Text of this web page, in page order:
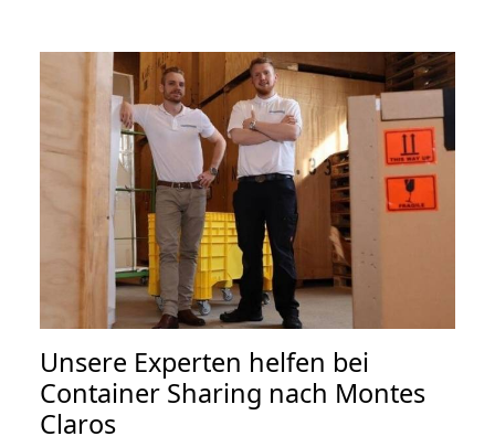
Unsere Experten helfen bei
Container Sharing nach Montes
Claros